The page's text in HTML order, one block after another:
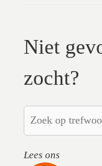
Niet
zocht?
Lees ons